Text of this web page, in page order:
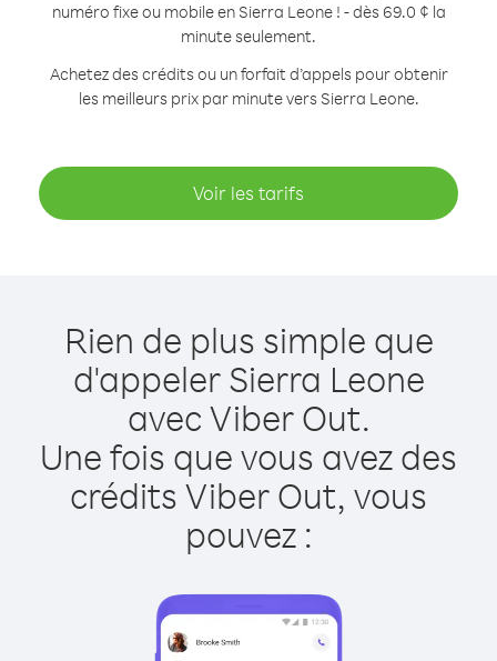
numéro fixe ou mobile en Sierra Leone ! - dès 69.0 ¢ la
minute seulement.
Achetez des crédits ou un forfait d’appels pour obtenir
les meilleurs prix par minute vers Sierra Leone.
Voir les tarifs
Rien de plus simple que
d'appeler Sierra Leone
avec Viber Out.
Une fois que vous avez des
crédits Viber Out, vous
pouvez :